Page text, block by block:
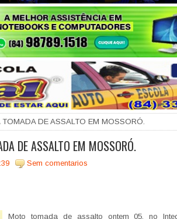
DE ASSALTO EM MOSSORÓ.
DE ASSALTO EM MOSSORÓ.
Sem comentarios
Moto tomada de assalto ontem 05, no